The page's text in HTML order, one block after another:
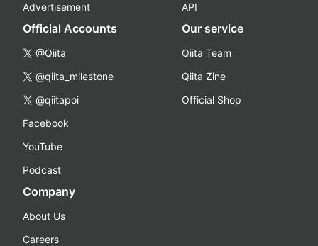
Advertisement
API
Official Accounts
@Qiita
@qiita_milestone
@qiitapoi
Facebook
YouTube
Podcast
Our service
Qiita Team
Qiita Zine
Official Shop
Company
About Us
Careers